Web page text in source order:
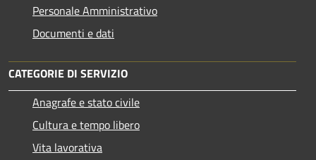
Personale Amministrativo
Documenti e dati
CATEGORIE DI SERVIZIO
Anagrafe e stato civile
Cultura e tempo libero
Vita lavorativa